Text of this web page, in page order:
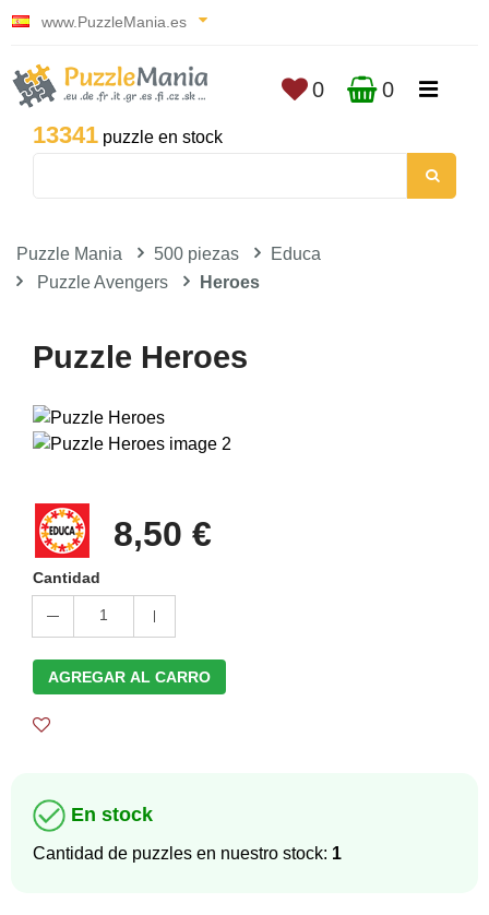
www.PuzzleMania.es
13341 puzzle en stock
0 0
Puzzle Mania 500 piezas
Educa
Puzzle Avengers
Heroes
Puzzle Heroes
8,50 €
Cantidad
1
AGREGAR AL CARRO
En stock
Cantidad de puzzles en nuestro stock: 1